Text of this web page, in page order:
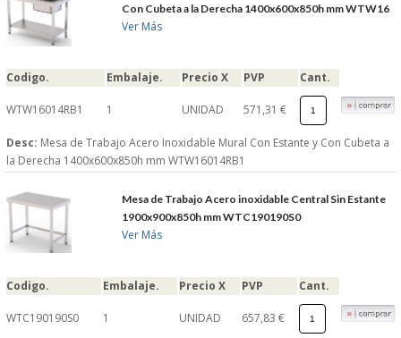
Con Cubeta a la Derecha 1400x600x850h mm WTW16
Ver Más
Codigo. Embalaje. Precio X PVP Cant.
WTW16014RB1 1 UNIDAD 571,31 €
Desc: Mesa de Trabajo Acero Inoxidable Mural Con Estante y Con Cubeta a
la Derecha 1400x600x850h mm WTW16014RB1
Mesa de Trabajo Acero inoxidable Central Sin Estante
1900x900x850h mm WTC190190S0
Ver Más
Codigo. Embalaje. Precio X PVP Cant.
WTC190190S0 1 UNIDAD 657,83 €